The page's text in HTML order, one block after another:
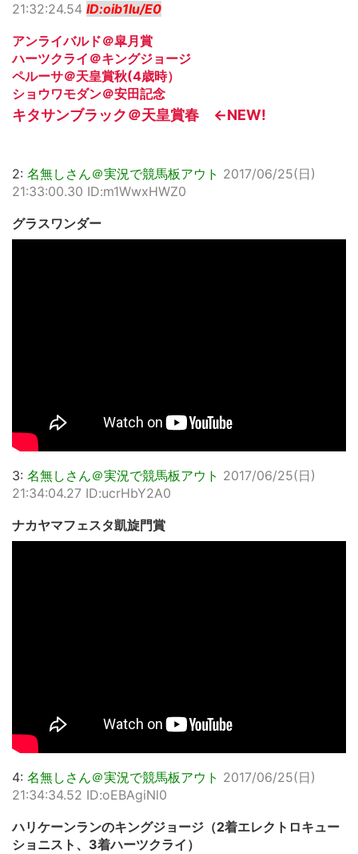
21:32:24.54 ID:oib1lu/E0
アンライバルド＠皐月賞
ハーツクライ＠キングジョージ
ペルーサ＠天皇賞秋(4歳時）
ショウワモダン＠安田記念
キタサンブラック＠天皇賞春 ←NEW!
2: 名無しさん＠実況で競馬板アウト 2017/06/25(日)
21:33:00.30 ID:m1WwxHWZ0
グラスワンダー
3: 名無しさん＠実況で競馬板アウト 2017/06/25(日)
21:34:04.27 ID:ucrHbY2A0
ナカヤマフェスタ凱旋門賞
4: 名無しさん＠実況で競馬板アウト 2017/06/25(日)
21:34:34.52 ID:oEBAgiNl0
ハリケーンランのキングジョージ（2着エレクトロキュー
ショニスト、3着ハーツクライ）